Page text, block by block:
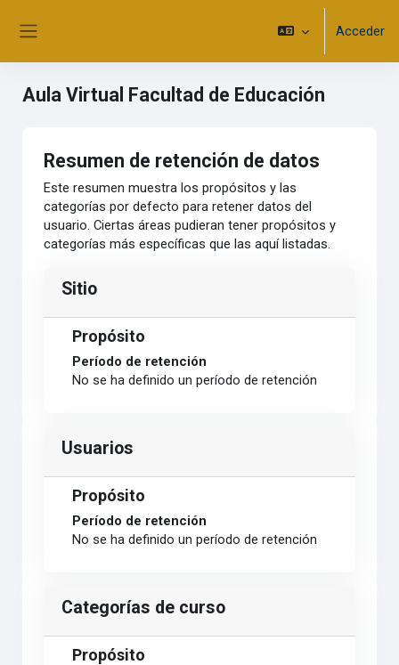
Acceder
Aula Virtual Facultad de Educación
Resumen de retención de datos
Este resumen muestra los propósitos y las
categorías por defecto para retener datos del
usuario. Ciertas áreas pudieran tener propósitos y
categorías más específicas que las aquí listadas.
Sitio
Propósito
Período de retención
No se ha definido un período de retención
Usuarios
Propósito
Período de retención
No se ha definido un período de retención
Categorías de curso
Propósito